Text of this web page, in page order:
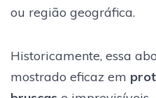
ou região geográfica.
Historicamente, essa
mostrado eficaz em